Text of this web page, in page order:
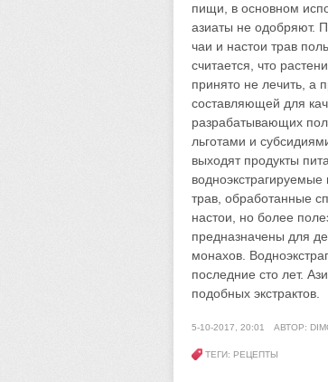
пищи, в основном
азиаты не одобряют.
чаи и настои трав
считается, что
принято не лечить, а
составляющей для
разрабатывающих
льготами и
выходят продукты
трав, обработанные
настои, но более
предназначены для
монахов.
последние сто лет.
подобных экстрактов.
5-10-2017, 20:01 АВТОР:
ТЕГИ: РЕЦЕПТЫ